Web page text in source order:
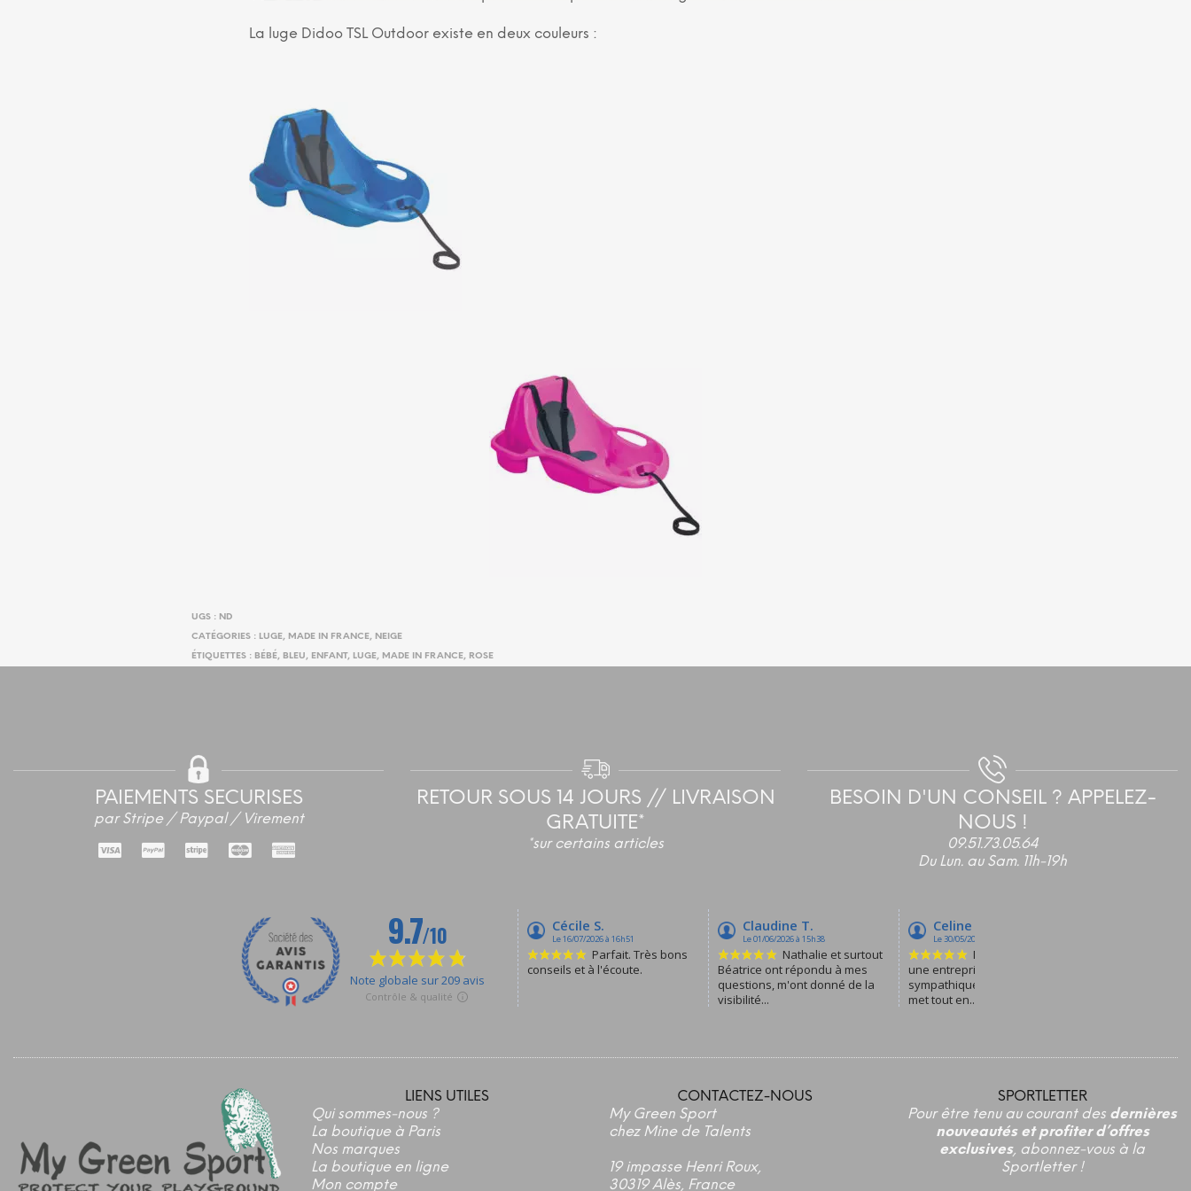
La luge Didoo TSL Outdoor existe en deux couleurs :
UGS : ND
CATÉGORIES : LUGE, MADE IN FRANCE, NEIGE
ÉTIQUETTES : BÉBÉ, BLEU, ENFANT, LUGE, MADE IN FRANCE, ROSE
PAIEMENTS SECURISES
par Stripe / Paypal / Virement
RETOUR SOUS 14 JOURS // LIVRAISON
GRATUITE*
*sur certains articles
BESOIN D'UN CONSEIL ? APPELEZ-
NOUS !
09.51.73.05.64
Du Lun. au Sam. 11h-19h
LIENS UTILES
Qui sommes-nous ?
La boutique à Paris
Nos marques
La boutique en ligne
Mon compte
CONTACTEZ-NOUS
My Green Sport
chez Mine de Talents
19 impasse Henri Roux,
30319 Alès, France
SPORTLETTER
Pour être tenu au courant des dernières
nouveautés et profiter d’offres
exclusives, abonnez-vous à la
Sportletter !